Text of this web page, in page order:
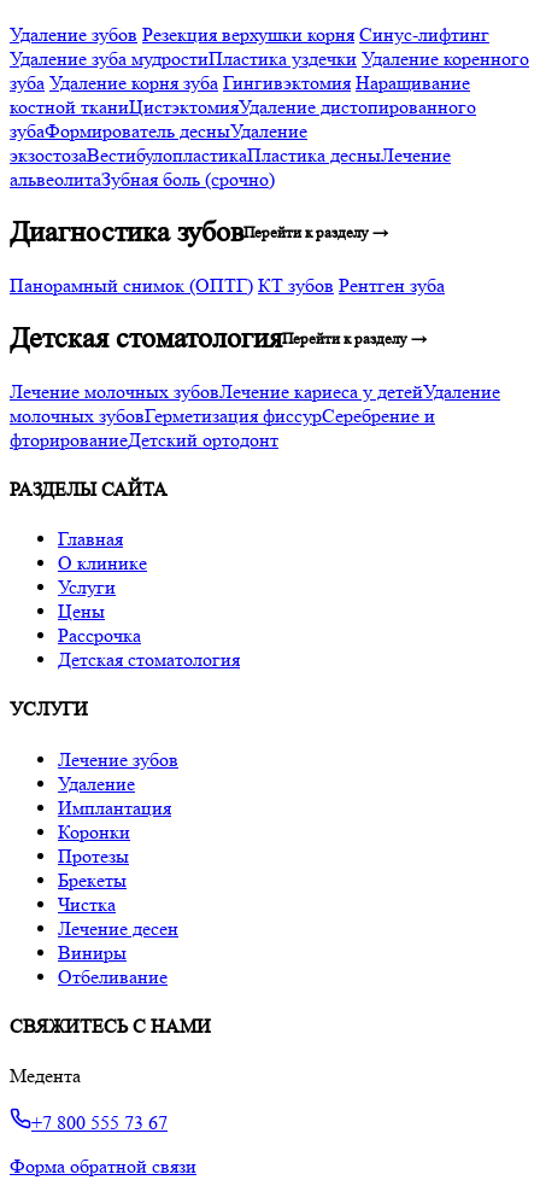
Удаление зубов Резекция верхушки корня Синус-лифтинг
Удаление зуба мудростиПластика уздечки Удаление коренного
зуба Удаление корня зуба Гингивэктомия Наращивание
костной тканиЦистэктомияУдаление дистопированного
зубаФормирователь десныУдаление
экзостозаВестибулопластикаПластика десныЛечение
альвеолитаЗубная боль (срочно)
Диагностика зубовПерейти к разделу →
Панорамный снимок (ОПТГ) КТ зубов Рентген зуба
Детская стоматологияПерейти к разделу →
Лечение молочных зубовЛечение кариеса у детейУдаление
молочных зубовГерметизация фиссурСеребрение и
фторированиеДетский ортодонт
РАЗДЕЛЫ САЙТА
Главная
О клинике
Услуги
Цены
Рассрочка
Детская стоматология
УСЛУГИ
Лечение зубов
Удаление
Имплантация
Коронки
Протезы
Брекеты
Чистка
Лечение десен
Виниры
Отбеливание
СВЯЖИТЕСЬ С НАМИ
Медента
+7 800 555 73 67
Форма обратной связи